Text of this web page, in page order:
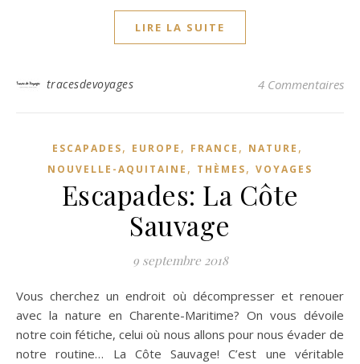
LIRE LA SUITE
tracesdevoyages 4 Commentaires
ESCAPADES, EUROPE , FRANCE , NATURE ,
NOUVELLE-AQUITAINE , THÈMES, VOYAGES
Escapades: La Côte
Sauvage
9 septembre 2018
Vous cherchez un endroit où décompresser et renouer
avec la nature en Charente-Maritime? On vous dévoile
notre coin fétiche, celui où nous allons pour nous évader de
notre routine… La Côte Sauvage! C’est une véritable